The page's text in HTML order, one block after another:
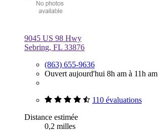
9045 US 98 Hwy
Sebring, FL 33876
(863) 655-9636
Ouvert aujourd'hui 8h am à 11h am
110 évaluations
Distance estimée
0,2 milles